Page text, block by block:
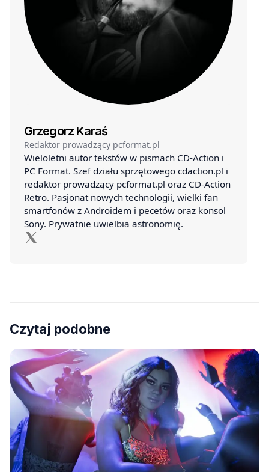
Grzegorz Karaś
Redaktor prowadzący pcformat.pl
Wieloletni autor tekstów w pismach CD-Action i
PC Format. Szef działu sprzętowego cdaction.pl i
redaktor prowadzący pcformat.pl oraz CD-Action
Retro. Pasjonat nowych technologii, wielki fan
smartfonów z Androidem i pecetów oraz konsol
Sony. Prywatnie uwielbia astronomię.
Czytaj podobne